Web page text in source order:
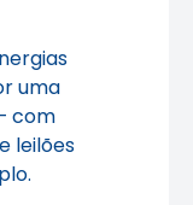
uma
com
leilões